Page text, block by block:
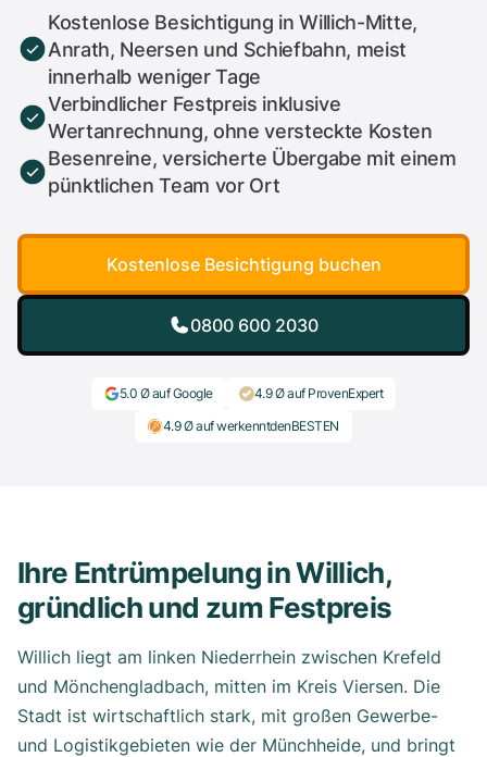
Kostenlose Besichtigung in Willich-Mitte,
Anrath, Neersen und Schiefbahn, meist
innerhalb weniger Tage
Verbindlicher Festpreis inklusive
Wertanrechnung, ohne versteckte Kosten
Besenreine, versicherte Übergabe mit einem
pünktlichen Team vor Ort
Kostenlose Besichtigung buchen
0800 600 2030
5.0 Ø auf Google
4.9 Ø auf ProvenExpert
4.9 Ø auf werkenntdenBESTEN
Ihre Entrümpelung in Willich,
gründlich und zum Festpreis
Willich liegt am linken Niederrhein zwischen Krefeld
und Mönchengladbach, mitten im Kreis Viersen. Die
Stadt ist wirtschaftlich stark, mit großen Gewerbe-
und Logistikgebieten wie der Münchheide, und bringt